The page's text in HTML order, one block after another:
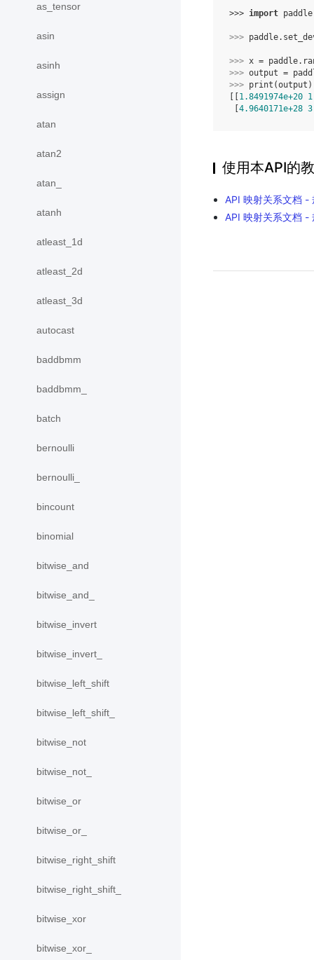
as_tensor
asin
asinh
assign
atan
atan2
atan_
atanh
atleast_1d
atleast_2d
atleast_3d
autocast
baddbmm
baddbmm_
batch
bernoulli
bernoulli_
bincount
binomial
bitwise_and
bitwise_and_
bitwise_invert
bitwise_invert_
bitwise_left_shift
bitwise_left_shift_
bitwise_not
bitwise_not_
bitwise_or
bitwise_or_
bitwise_right_shift
bitwise_right_shift_
bitwise_xor
bitwise_xor_
>>> import paddle
>>> paddle.
>>> x = paddle.
>>> output =
>>> print (output )
1.8491974e+20
4.9640171e+28
使用本API的
API 映射关系文档 -
API 映射关系文档 -